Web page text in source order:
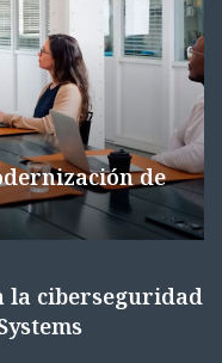
de
ciberseguridad